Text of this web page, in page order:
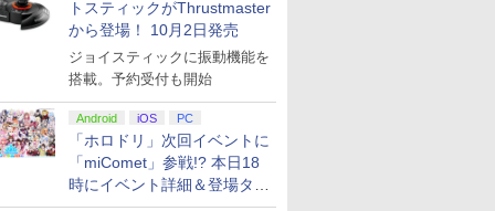
トスティックがThrustmaster
から登場！ 10月2日発売
ジョイスティックに振動機能を
搭載。予約受付も開始
Android iOS PC
「ホロドリ」次回イベントに
「miComet」参戦!? 本日18
時にイベント詳細＆登場タレ
ント公開